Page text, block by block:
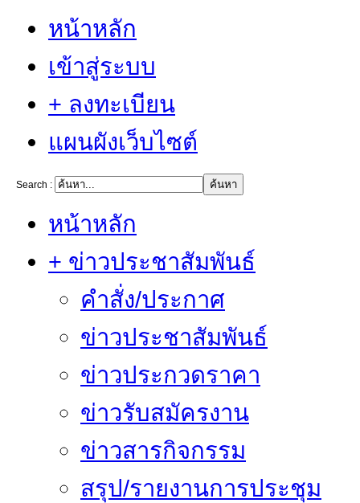
หน้าหลัก
เข้าสู่ระบบ
+ ลงทะเบียน
แผนผังเว็บไซต์
Search :
หน้าหลัก
+ ข่าวประชาสัมพันธ์
คำสั่ง/ประกาศ
ข่าวประชาสัมพันธ์
ข่าวประกวดราคา
ข่าวรับสมัครงาน
ข่าวสารกิจกรรม
สรุป/รายงานการประชุม